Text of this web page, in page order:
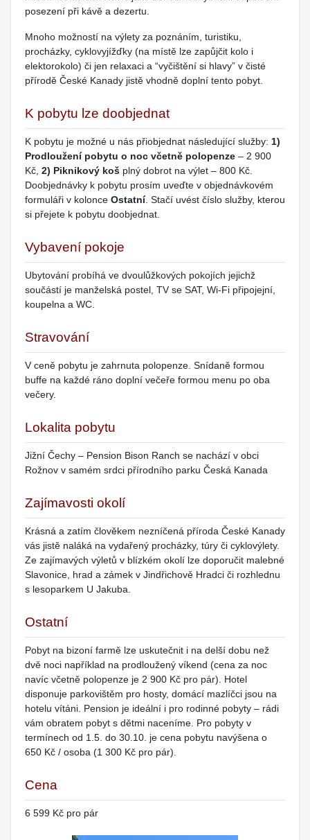
posezení při kávě a dezertu.
Mnoho možností na výlety za poznáním, turistiku,
procházky, cyklovyjížďky (na místě lze zapůjčit kolo i
elektorokolo) či jen relaxaci a “vyčištění si hlavy” v čisté
přírodě České Kanady jistě vhodně doplní tento pobyt.
K pobytu lze doobjednat
K pobytu je možné u nás přiobjednat následující služby: 1)
Prodloužení pobytu o noc včetně polopenze – 2 900
Kč, 2) Piknikový koš plný dobrot na výlet – 800 Kč.
Doobjednávky k pobytu prosím uveďte v objednávkovém
formuláři v kolonce Ostatní. Stačí uvést číslo služby, kterou
si přejete k pobytu doobjednat.
Vybavení pokoje
Ubytování probíhá ve dvoulůžkových pokojích jejichž
součástí je manželská postel, TV se SAT, Wi-Fi připojejní,
koupelna a WC.
Stravování
V ceně pobytu je zahrnuta polopenze. Snídaně formou
buffe na každé ráno doplní večeře formou menu po oba
večery.
Lokalita pobytu
Jižní Čechy – Pension Bison Ranch se nachází v obci
Rožnov v samém srdci přírodního parku Česká Kanada
Zajímavosti okolí
Krásná a zatím člověkem nezníčená příroda České Kanady
vás jistě naláká na vydařený procházky, túry či cyklovýlety.
Ze zajímavých výletů v blízkém okolí lze doporučit malebné
Slavonice, hrad a zámek v Jindřichově Hradci či rozhlednu
s lesoparkem U Jakuba.
Ostatní
Pobyt na bizoní farmě lze uskutečnit i na delší dobu než
dvě noci například na prodloužený víkend (cena za noc
navíc včetně polopenze je 2 900 Kč pro pár). Hotel
disponuje parkovištěm pro hosty, domácí mazlíčci jsou na
hotelu vítáni. Pension je ideální i pro rodinné pobyty – rádi
vám obratem pobyt s dětmi naceníme. Pro pobyty v
termínech od 1.5. do 30.10. je cena pobytu navýšena o
650 Kč / osoba (1 300 Kč pro pár).
Cena
6 599 Kč pro pár